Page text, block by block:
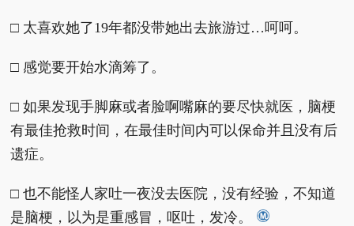
□ 太喜欢她了19年都没带她出去旅游过…呵呵。
□ 感觉要开始水滴筹了。
□ 如果发现手脚麻或者脸啊嘴麻的要尽快就医，脑梗
有最佳抢救时间，在最佳时间内可以保命并且没有后
遗症。
□ 也不能怪人家吐一夜没去医院，没有经验，不知道
是脑梗，以为是重感冒，呕吐，发冷。